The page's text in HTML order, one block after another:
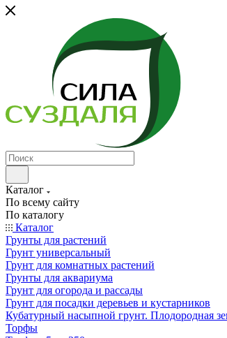
Каталог
По всему сайту
По каталогу
Каталог
Грунты для растений
Грунт универсальный
Грунт для комнатных растений
Грунты для аквариума
Грунт для огорода и рассады
Грунт для посадки деревьев и кустарников
Кубатурный насыпной грунт. Плодородная
Торфы